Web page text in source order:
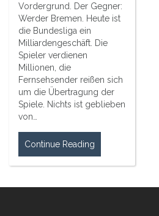
Vordergrund. Der Gegner:
Werder Bremen. Heute ist
die Bundesliga ein
Milliardengeschäft. Die
Spieler verdienen
Millionen, die
Fernsehsender reißen sich
um die Übertragung der
Spiele. Nichts ist geblieben
von…
Continue Reading